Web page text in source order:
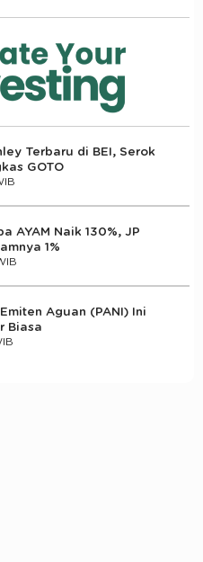
Terbaru di BEI, Serok
GOTO
AYAM Naik 130%, JP
1%
Aguan (PANI) Ini
Biasa